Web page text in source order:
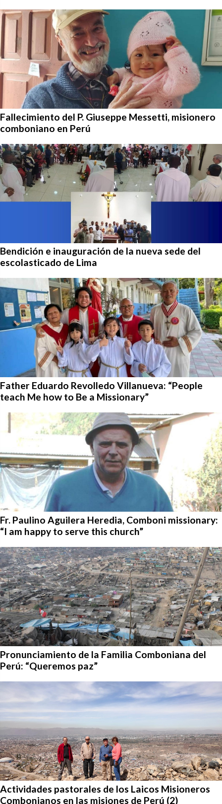
Fallecimiento del P. Giuseppe Messetti, misionero
comboniano en Perú
Bendición e inauguración de la nueva sede del
escolasticado de Lima
Father Eduardo Revolledo Villanueva: “People
teach Me how to Be a Missionary”
Fr. Paulino Aguilera Heredia, Comboni missionary:
“I am happy to serve this church”
Pronunciamiento de la Familia Comboniana del
Perú: “Queremos paz”
Actividades pastorales de los Laicos Misioneros
Combonianos en las misiones de Perú (2)